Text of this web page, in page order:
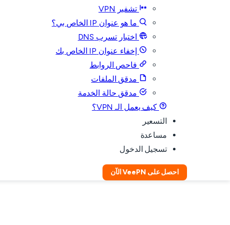
تشفير VPN
ما هو عنوان IP الخاص بي؟
اختبار تسرب DNS
إخفاء عنوان IP الخاص بك
فاحص الروابط
مدقق الملفات
مدقق حالة الخدمة
كيف يعمل الـ VPN؟
التسعير
مساعدة
تسجيل الدخول
احصل على VeePN الآن